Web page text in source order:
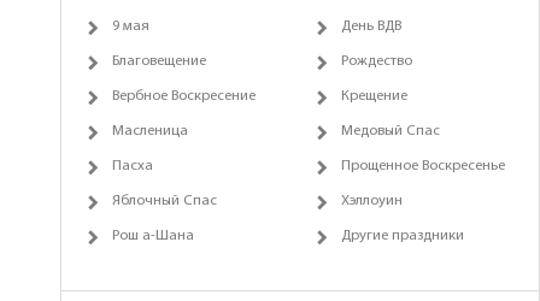
9 мая День ВДВ
Благовещение Рождество
Вербное Воскресение Крещение
Масленица Медовый Спас
Пасха Прощенное Воскресенье
Яблочный Спас Хэллоуин
Рош а-Шана Другие праздники